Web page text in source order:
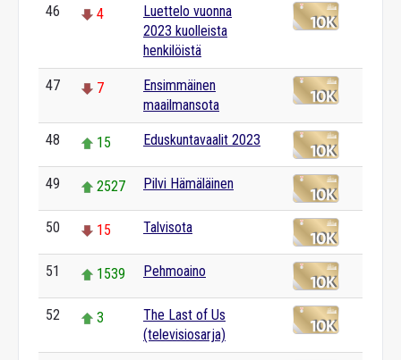
46 4
Luettelo vuonna
2023 kuolleista
henkilöistä
47 7
Ensimmäinen
maailmansota
48 15 Eduskuntavaalit 2023
49 2527 Pilvi Hämäläinen
50 15 Talvisota
51 1539 Pehmoaino
52 3
The Last of Us
(televisiosarja)